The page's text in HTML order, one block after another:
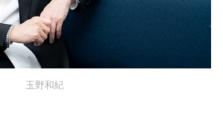
玉野和紀